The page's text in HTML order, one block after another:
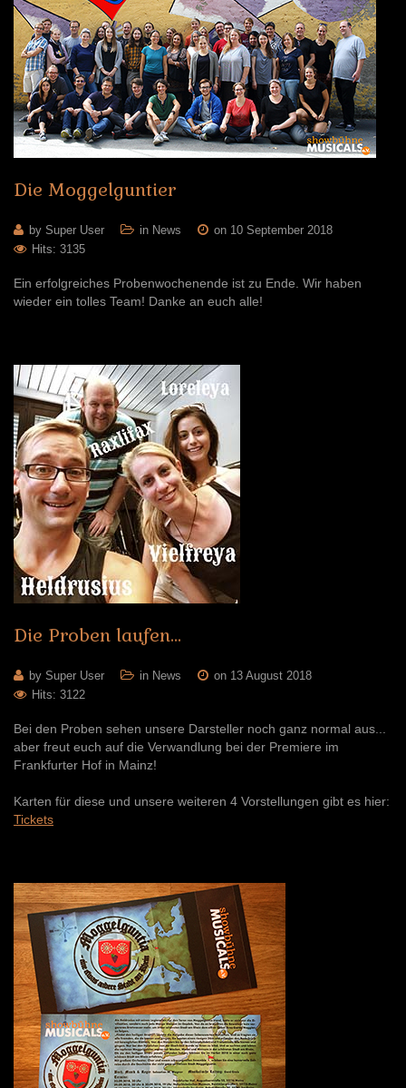
Die Moggelguntier
by Super User in News
on 10 September 2018
Hits: 3135
Ein erfolgreiches Probenwochenende ist zu Ende. Wir haben
wieder ein tolles Team! Danke an euch alle!
Die Proben laufen...
by Super User in News
on 13 August 2018
Hits: 3122
Bei den Proben sehen unsere Darsteller noch ganz normal aus...
aber freut euch auf die Verwandlung bei der Premiere im
Frankfurter Hof in Mainz!
Karten für diese und unsere weiteren 4 Vorstellungen gibt es hier:
Tickets